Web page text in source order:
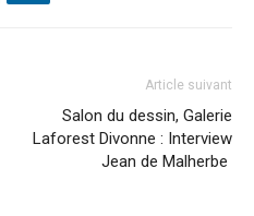
Article suivant
Salon du dessin, Galerie
Laforest Divonne : Interview
Jean de Malherbe